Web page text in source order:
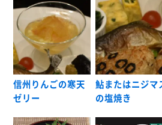
信州りんごの寒天
ゼリー
鮎またはニジマ
の塩焼き